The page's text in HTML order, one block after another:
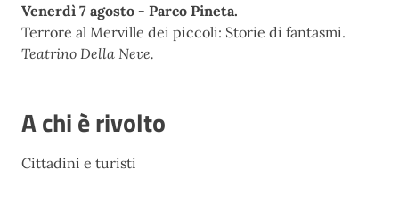
Venerdì 7 agosto - Parco Pineta.
Terrore al Merville dei piccoli: Storie di fantasmi.
Teatrino Della Neve.
A chi è rivolto
Cittadini e turisti